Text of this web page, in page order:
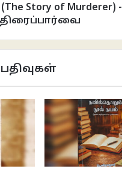
Story of Murderer) -
திரைப்பார்வை